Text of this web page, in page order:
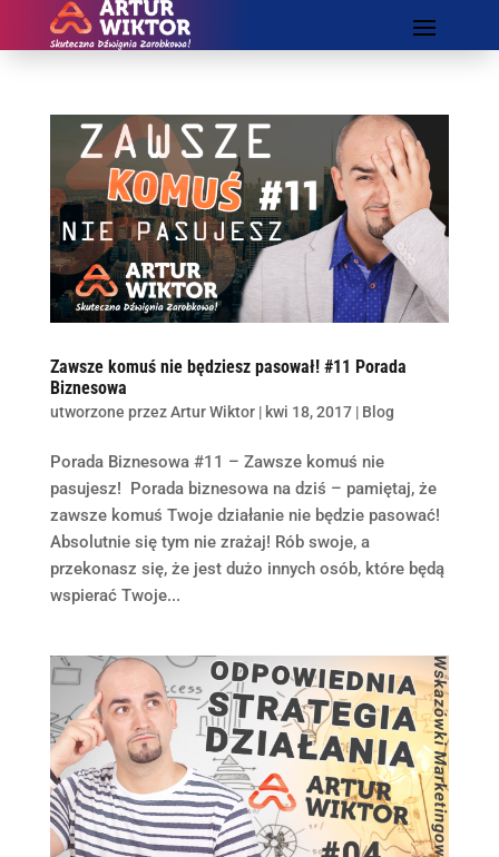
Zawsze komuś nie będziesz pasował! #11 Porada
Biznesowa
utworzone przezArtur Wiktor| kwi 18, 2017| Blog
Porada Biznesowa #11 – Zawsze komuś nie
pasujesz! Porada biznesowa na dziś – pamiętaj, że
zawsze komuś Twoje działanie nie będzie pasować!
Absolutnie się tym nie zrażaj! Rób swoje, a
przekonasz się, że jest dużo innych osób, które będą
wspierać Twoje...